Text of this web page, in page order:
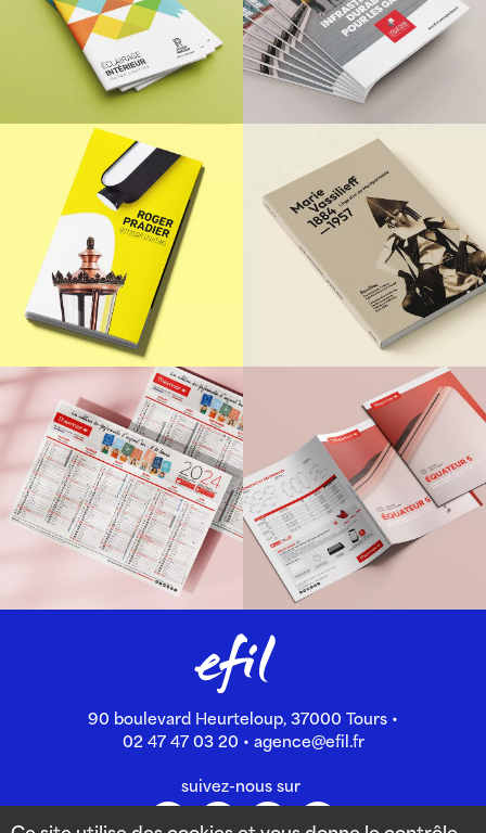
90 boulevard Heurteloup, 37000 Tours •
02 47 47 03 20 • agence@efil.fr
suivez-nous sur